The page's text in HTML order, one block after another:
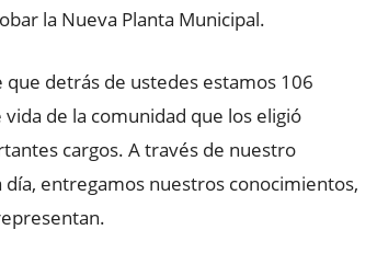
la Nueva Planta Municipal.
detrás de ustedes estamos 106
de la comunidad que los eligió
cargos. A través de nuestro
entregamos nuestros conocimientos,